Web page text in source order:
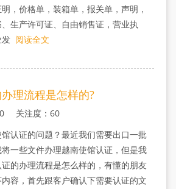
，价格单，装箱单，报关单，声明，
生产许可证、自由销售证，营业执
阅读全文
理流程是怎样的?
关注度：60
认证的问题？最近我们需要出口一批
一些文件办理越南使馆认证，但是我
的办理流程是怎么样的，有懂的朋友
容，首先跟客户确认下需要认证的文